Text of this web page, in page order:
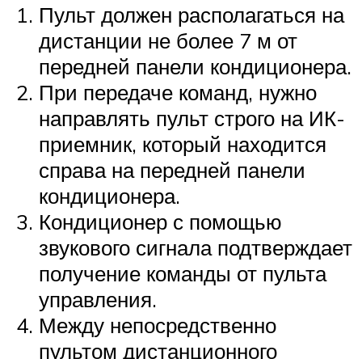
Пульт должен располагаться на
дистанции не более 7 м от
передней панели кондиционера.
При передаче команд, нужно
направлять пульт строго на ИК-
приемник, который находится
справа на передней панели
кондиционера.
Кондиционер с помощью
звукового сигнала подтверждает
получение команды от пульта
управления.
Между непосредственно
пультом дистанционного